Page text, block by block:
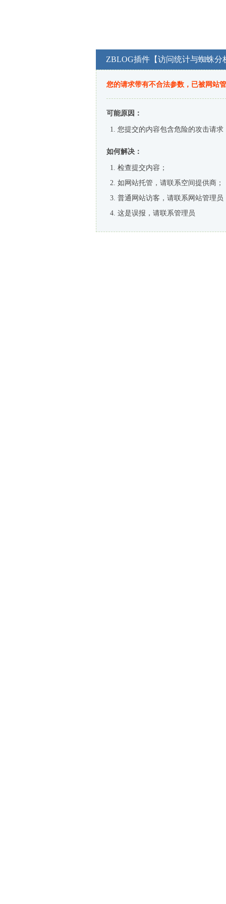
ZBLOG插件【访问统计与蜘蛛分
您的请求带有不合法参数，已被网站
可能原因：
您提交的内容包含危险的攻击请求
如何解决：
检查提交内容；
如网站托管，请联系空间提供商；
普通网站访客，请联系网站管理员
这是误报，请联系管理员